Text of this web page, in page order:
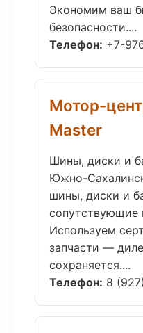
Экономим ваш
безопасности....
Телефон: +7-
Мотор-
Master
Шины, диски и
Южно-
шины, диски и
сопутствующие
Используем
запчасти —
сохраняется....
Телефон: 8